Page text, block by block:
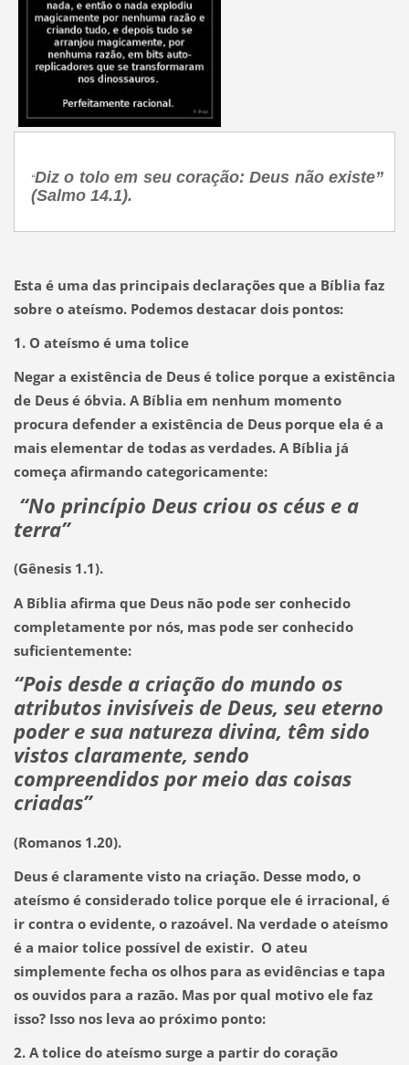
“Diz o tolo em seu coração: Deus não existe”
(Salmo 14.1).
Esta é uma das principais declarações que a Bíblia faz
sobre o ateísmo. Podemos destacar dois pontos:
1. O ateísmo é uma tolice
Negar a existência de Deus é tolice porque a existência
de Deus é óbvia. A Bíblia em nenhum momento
procura defender a existência de Deus porque ela é a
mais elementar de todas as verdades. A Bíblia já
começa afirmando categoricamente:
“No princípio Deus criou os céus e a
terra”
(Gênesis 1.1).
A Bíblia afirma que Deus não pode ser conhecido
completamente por nós, mas pode ser conhecido
suficientemente:
“Pois desde a criação do mundo os
atributos invisíveis de Deus, seu eterno
poder e sua natureza divina, têm sido
vistos claramente, sendo
compreendidos por meio das coisas
criadas”
(Romanos 1.20).
Deus é claramente visto na criação.Desse modo, o
ateísmo é considerado tolice porque ele é irracional, é
ir contra o evidente, o razoável. Na verdade o ateísmo
é a maior tolice possível de existir. O ateu
simplemente fecha os olhos para as evidências e tapa
os ouvidos para a razão. Mas por qual motivo ele faz
isso? Isso nos leva ao próximo ponto:
2. A tolice do ateísmo surge a partir do coração